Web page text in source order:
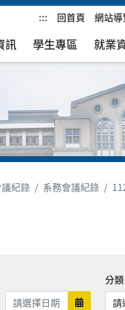
::: 回首頁 網站
訊 學生專區 就業
紀錄 系務會議紀錄
開始
日期範圍結束 日期範圍
分類